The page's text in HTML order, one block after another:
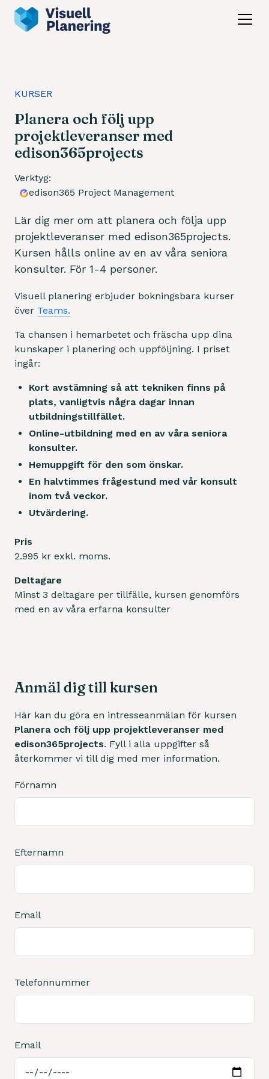
KURSER
Planera och följ upp
projektleveranser med
edison365projects
Verktyg:
edison365 Project Management
Lär dig mer om att planera och följa upp
projektleveranser med edison365projects.
Kursen hålls online av en av våra seniora
konsulter. För 1-4 personer.
Visuell planering erbjuder bokningsbara kurser
över Teams.
Ta chansen i hemarbetet och fräscha upp dina
kunskaper i planering och uppföljning. I priset
ingår:
Kort avstämning så att tekniken finns på
plats, vanligtvis några dagar innan
utbildningstillfället.
Online-utbildning med en av våra seniora
konsulter.
Hemuppgift för den som önskar.
En halvtimmes frågestund med vår konsult
inom två veckor.
Utvärdering.
Pris
2.995 kr exkl. moms.
Deltagare
Minst 3 deltagare per tillfälle, kursen genomförs
med en av våra erfarna konsulter
Anmäl dig till kursen
Här kan du göra en intresseanmälan för kursen
Planera och följ upp projektleveranser med
edison365projects. Fyll i alla uppgifter så
återkommer vi till dig med mer information.
Förnamn
Efternamn
Email
Telefonnummer
Email